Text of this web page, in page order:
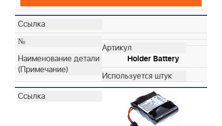
Holder Battery